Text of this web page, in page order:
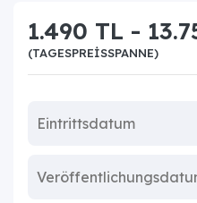
1.490 TL -
(TAGESPREISSPANNE)